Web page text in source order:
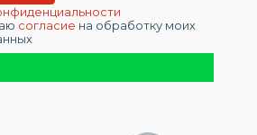
согласие на обработку моих